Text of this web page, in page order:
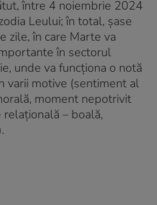
între 4 noiembrie 2024
Leului; în total, șase
zile, în care Marte va
în sectorul
unde va funcționa o notă
varii motive (sentiment al
moment nepotrivit
– boală,